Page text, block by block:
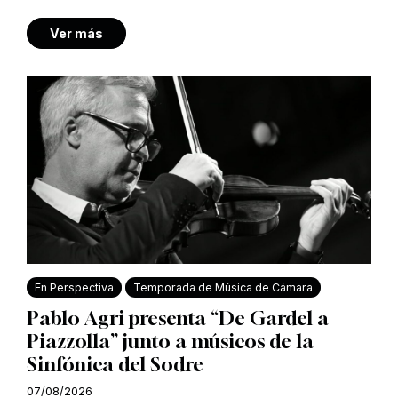
Ver más
En Perspectiva Temporada de Música de Cámara
Pablo Agri presenta “De Gardel a
Piazzolla” junto a músicos de la
Sinfónica del Sodre
07/08/2026